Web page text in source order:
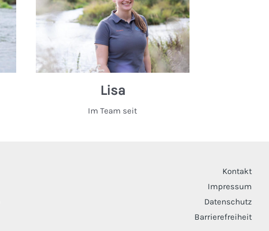
Lisa
Im Team seit
Kontakt
Impressum
Datenschutz
Barrierefreiheit